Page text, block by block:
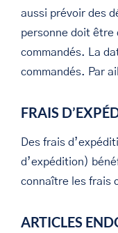
aussi prévoir des
personne doit être
commandés. La
commandés. Par
FRAIS
Des frais
d’expédition)
connaître les frais
ARTICLES